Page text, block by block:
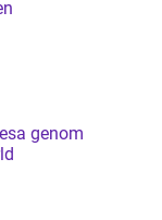
genom